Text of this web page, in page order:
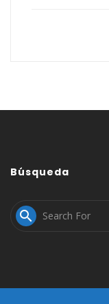
Búsqueda
